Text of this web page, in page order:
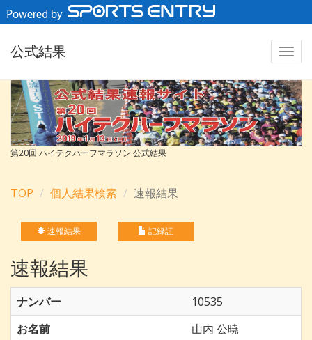
公式結果
第20回 ハイテクハーフマラソン 公式結果
TOP 個人結果検索 速報結果
速報結果 記録証
速報結果
ナンバー
10535
お名前
山内 公暁